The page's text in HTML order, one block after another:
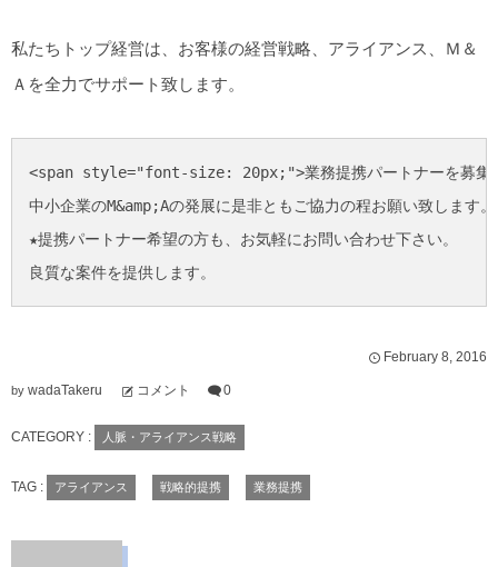
私たちトップ経営は、お客様の経営戦略、アライアンス、Ｍ＆
Ａを全力でサポート致します。
<span style="font-size: 20px;">業務提携パートナーを募集
中小企業のM&amp;Aの発展に是非ともご協力の程お願い致します。
★提携パートナー希望の方も、お気軽にお問い合わせ下さい。
良質な案件を提供します。
February 8, 2016
by wadaTakeru コメント 0
CATEGORY : 人脈・アライアンス戦略
TAG : アライアンス 戦略的提携 業務提携